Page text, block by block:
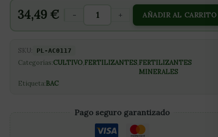
34,49 € - + AÑADIR AL CARRITO
SKU: PL-AC0117
Categorías:CULTIVO,FERTILIZANTES,FERTILIZANTES
MINERALES
Etiqueta:BAC
Pago seguro garantizado